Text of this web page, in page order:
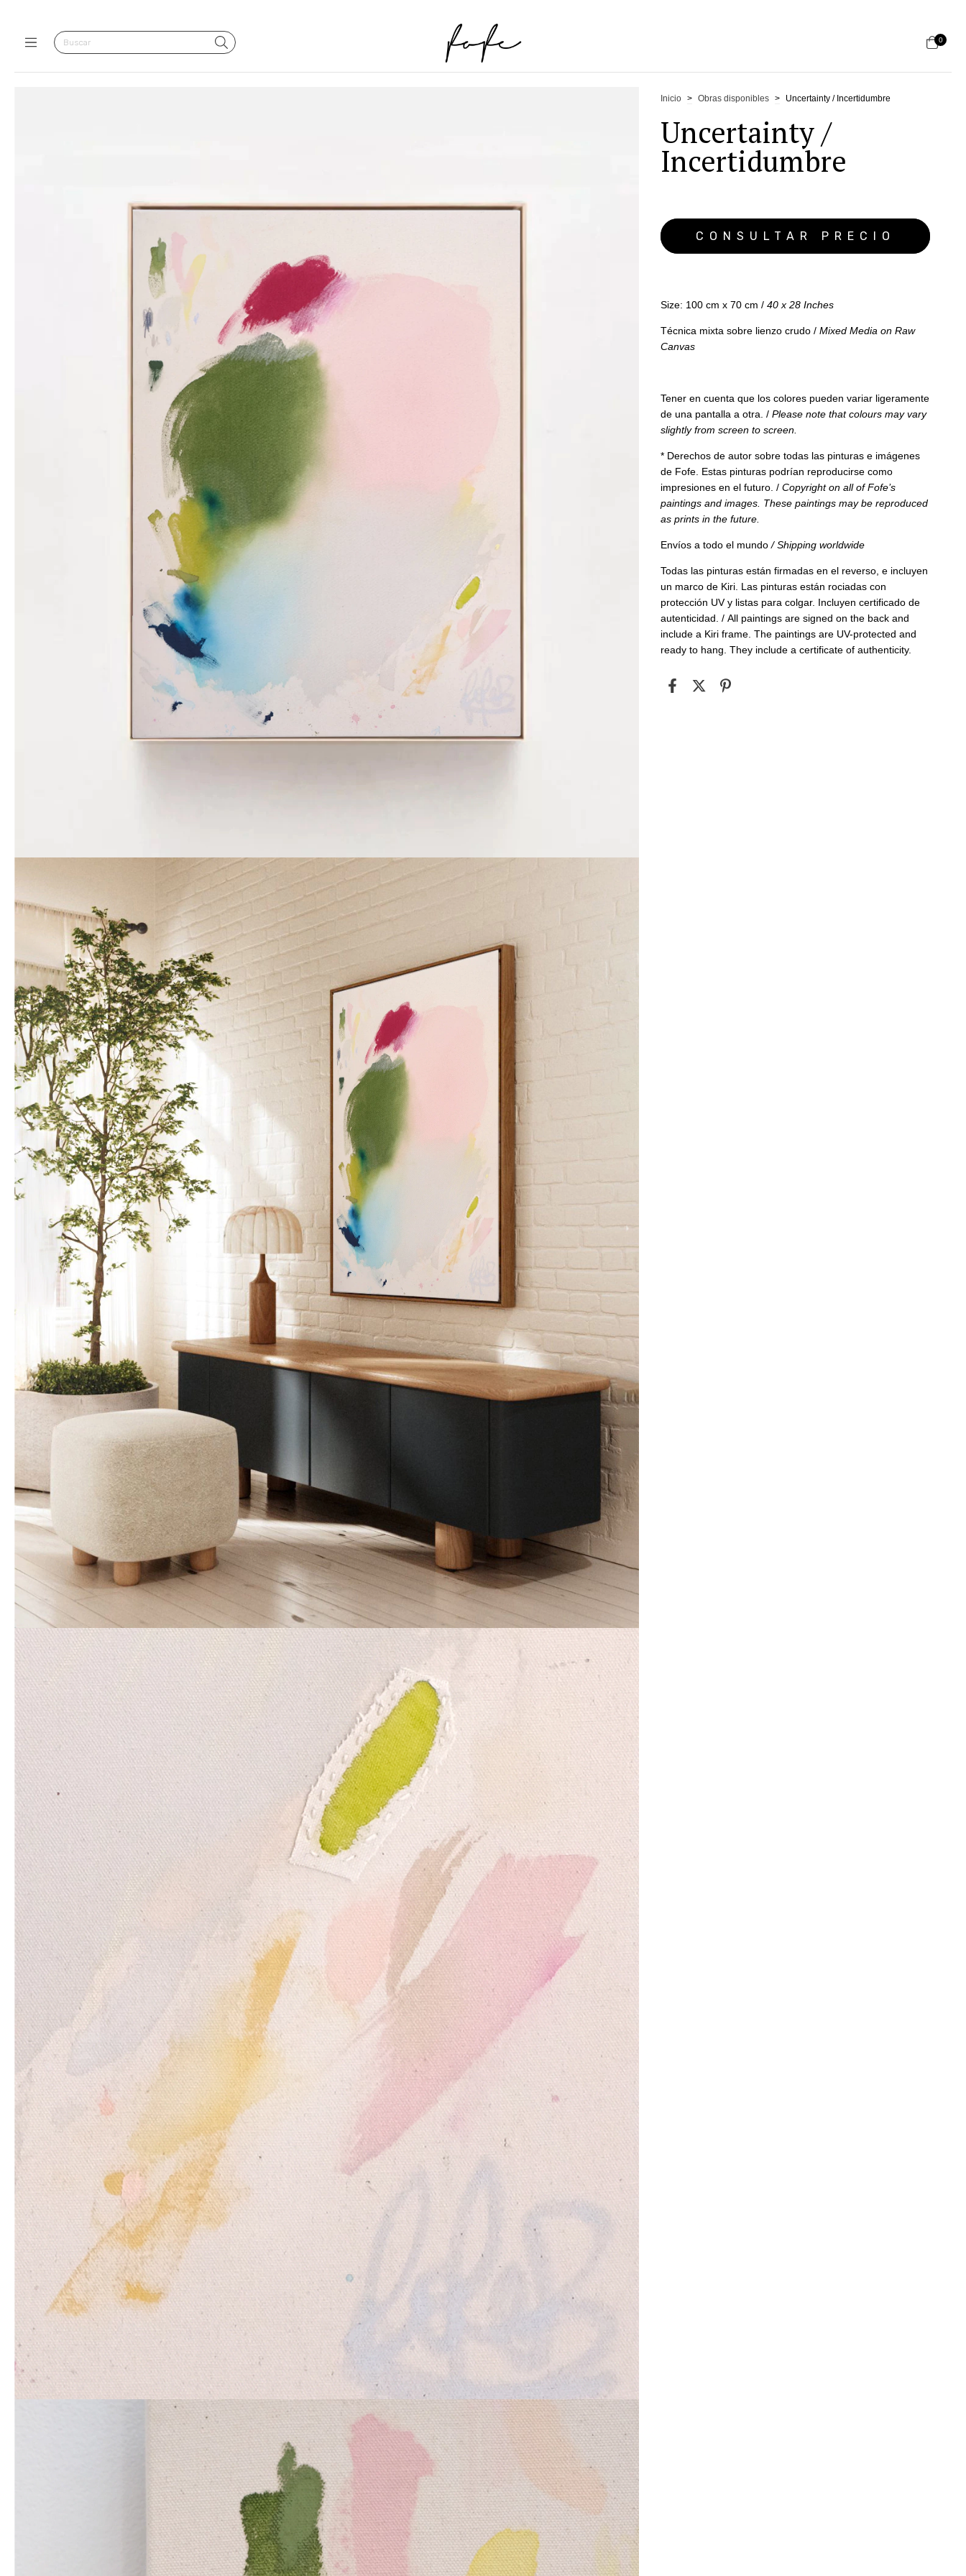
0
Inicio > Obras disponibles > Uncertainty / Incertidumbre
Uncertainty /
Incertidumbre
Size: 100 cm x 70 cm /40 x 28 Inches
Técnica mixta sobre lienzo crudo /Mixed Media on Raw
Canvas
Tener en cuenta que los colores pueden variar ligeramente
de una pantalla a otra. /Please note that colours may vary
slightly from screen to screen.
* Derechos de autor sobre todas las pinturas e imágenes
de Fofe. Estas pinturas podrían reproducirse como
impresiones en el futuro. / Copyright on all of Fofe’s
paintings and images. These paintings may be reproduced
as prints in the future.
Envíos a todo el mundo/Shipping worldwide
Todas las pinturas están firmadas en el reverso, e incluyen
un marco de Kiri. Las pinturas están rociadas con
protección UV y listas para colgar. Incluyencertificado de
autenticidad. /All paintings are signed on the back and
include a Kiri frame. The paintings are UV-protected and
ready to hang. They include a certificate of authenticity.